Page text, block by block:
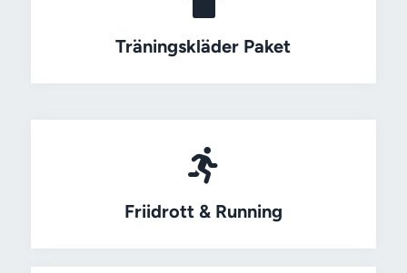
Träningskläder Paket
Friidrott &Running